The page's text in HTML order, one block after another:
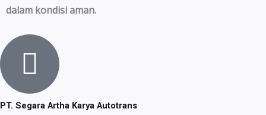
dalam kondisi aman.
PT. Segara Artha Karya Autotrans